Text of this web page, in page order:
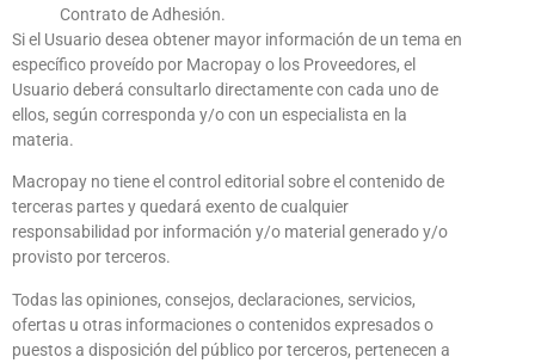
Contrato de Adhesión.
Si el Usuario desea obtener mayor información de un tema en
específico proveído por Macropay o los Proveedores, el
Usuario deberá consultarlo directamente con cada uno de
ellos, según corresponda y/o con un especialista en la
materia.
Macropay no tiene el control editorial sobre el contenido de
terceras partes y quedará exento de cualquier
responsabilidad por información y/o material generado y/o
provisto por terceros.
Todas las opiniones, consejos, declaraciones, servicios,
ofertas u otras informaciones o contenidos expresados o
puestos a disposición del público por terceros, pertenecen a